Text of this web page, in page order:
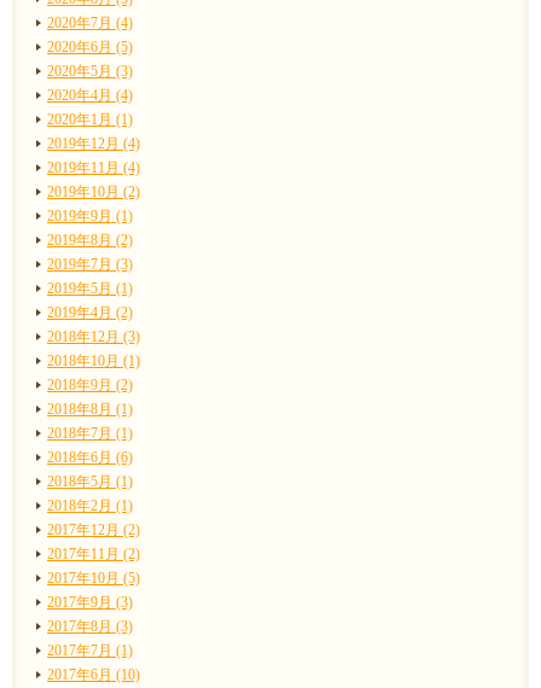
2020年7月 (4)
2020年6月 (5)
2020年5月 (3)
2020年4月 (4)
2020年1月 (1)
2019年12月 (4)
2019年11月 (4)
2019年10月 (2)
2019年9月 (1)
2019年8月 (2)
2019年7月 (3)
2019年5月 (1)
2019年4月 (2)
2018年12月 (3)
2018年10月 (1)
2018年9月 (2)
2018年8月 (1)
2018年7月 (1)
2018年6月 (6)
2018年5月 (1)
2018年2月 (1)
2017年12月 (2)
2017年11月 (2)
2017年10月 (5)
2017年9月 (3)
2017年8月 (3)
2017年7月 (1)
2017年6月 (10)